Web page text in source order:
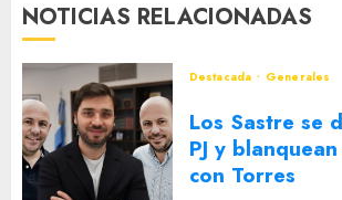
NOTICIAS RELACIONADAS
Destacada Generales
Los Sastre se
PJ y
con Torres